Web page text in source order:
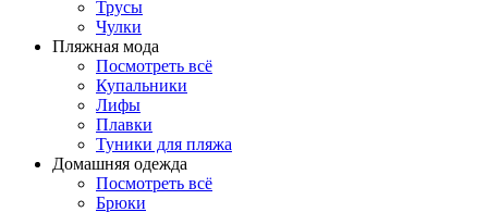
Трусы
Чулки
Пляжная мода
Посмотреть всё
Купальники
Лифы
Плавки
Туники для пляжа
Домашняя одежда
Посмотреть всё
Брюки